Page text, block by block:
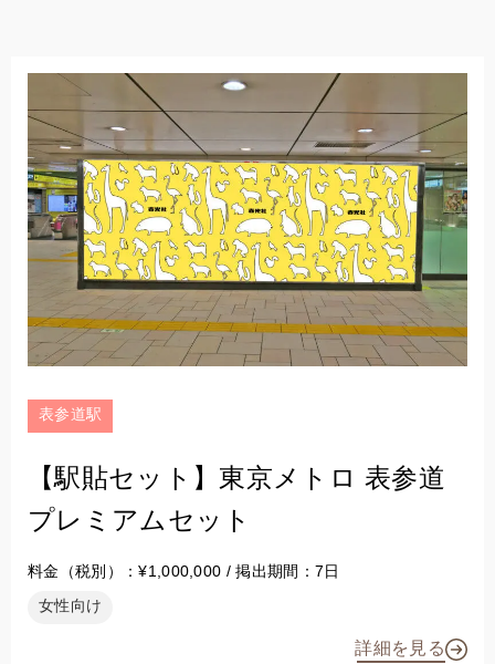
表参道駅
【駅貼セット】東京メトロ 表参道
プレミアムセット
料金（税別）：¥1,000,000 / 掲出期間：7日
女性向け
詳細を見る